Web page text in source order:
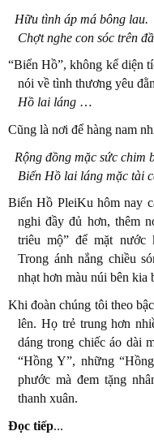
Hữu tình áp má bông lau.
Chợt nghe con sóc trên
“Biển Hồ”, không kể diện
nói về tình thương yêu
Hồ lai láng …
Cũng là nơi để hàng nam
Rộng đồng mặc sức chim
Biển Hồ lai láng mặc tài
Biển Hồ PleiKu hôm nay
nghi đầy đủ hơn, thêm
triêu mộ” để mặt nước
Trong ánh nắng chiều
nhạt hơn màu núi bên kia
Khi đoàn chúng tôi theo
lên. Họ trẻ trung hơn
dáng trong chiếc áo dài
“Hồng Y”, những
phước mà đem tặng
thanh xuân.
Đọc tiếp...